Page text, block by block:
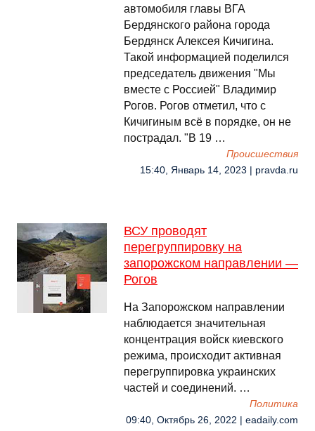
автомобиля главы ВГА
Бердянского района города
Бердянск Алексея Кичигина.
Такой информацией поделился
председатель движения "Мы
вместе с Россией" Владимир
Рогов. Рогов отметил, что с
Кичигиным всё в порядке, он не
пострадал. "В 19 …
Происшествия
15:40, Январь 14, 2023 | pravda.ru
ВСУ проводят
перегруппировку на
запорожском направлении —
Рогов
На Запорожском направлении
наблюдается значительная
концентрация войск киевского
режима, происходит активная
перегруппировка украинских
частей и соединений. …
Политика
09:40, Октябрь 26, 2022 | eadaily.com